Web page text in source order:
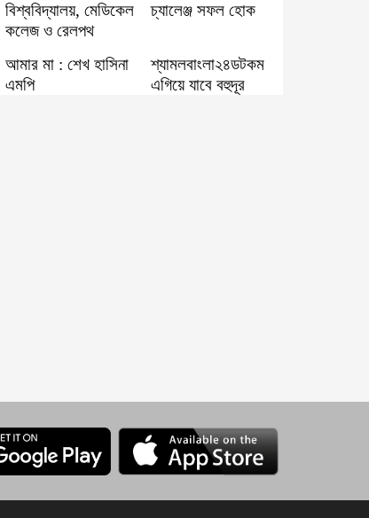
বিশ্ববিদ্যালয়, মেডিকেল
কলেজ ও রেলপথ
চ্যালেঞ্জ সফল হোক
আমার মা : শেখ হাসিনা
এমপি
শ্যামলবাংলা২৪ডটকম
এগিয়ে যাবে বহুদূর